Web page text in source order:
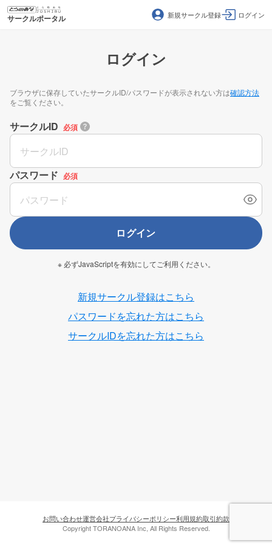
サークルポータル 新規サークル登録 ログイン
ログイン
ブラウザに保存していたサークルID/パスワードが表示されない方は確認方法
をご覧ください。
サークルID 必須
パスワード 必須
ログイン
※ 必ずJavaScriptを有効にしてご利用ください。
新規サークル登録はこちら
パスワードを忘れた方はこちら
サークルIDを忘れた方はこちら
お問い合わせ運営会社プライバシーポリシー利用規約取引約款
Copyright TORANOANA Inc, All Rights Reserved.